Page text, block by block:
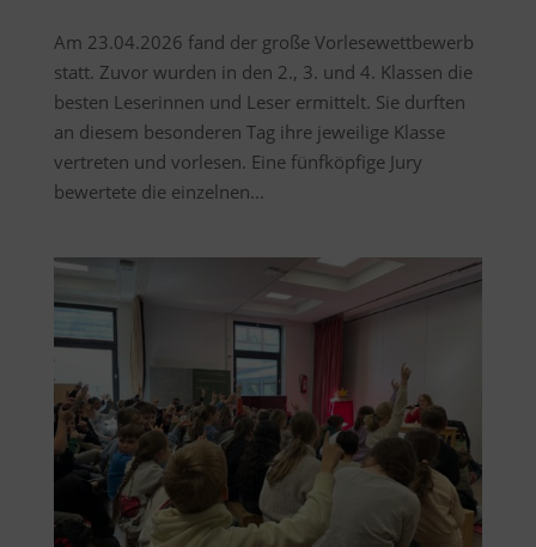
Am 23.04.2026 fand der große Vorlesewettbewerb
statt. Zuvor wurden in den 2., 3. und 4. Klassen die
besten Leserinnen und Leser ermittelt. Sie durften
an diesem besonderen Tag ihre jeweilige Klasse
vertreten und vorlesen. Eine fünfköpfige Jury
bewertete die einzelnen...